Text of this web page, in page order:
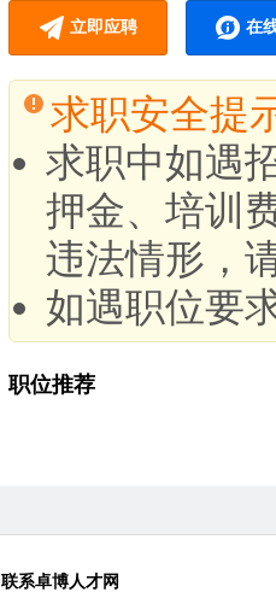
立即应聘 在
求职安全提
求职中如遇
押金、培训
违法情形，
如遇职位要
职位推荐
联系卓博人才网